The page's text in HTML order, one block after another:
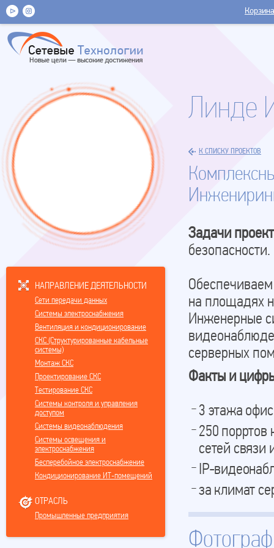
Корзина
НАПРАВЛЕНИЕ ДЕЯТЕЛЬНОСТИ
Сети передачи данных
Системы электроснабжения
Вентиляция и кондиционирование
СКС (Структурированные кабельные
системы)
Монтаж СКС
Проектирование СКС
Тестирование СКС
Системы контроля и управления
доступом
Системы видеонаблюдения
Системы освещения и
электроснабжения
Бесперебойное электроснабжение
Кондиционирование ИТ-помещений
ОТРАСЛЬ
Промышленные предприятия
Линде
К СПИСКУ ПРОЕКТОВ
Задачи
безопасности.
на площадях
Инженерные
серверных
Факты и
3 этажа
250 порртов
сетей связи
IP-
за климат